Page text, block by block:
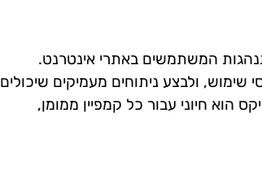
המשתמשים באתרי אינטרנט.
שימוש, ולבצע ניתוחים מעמיקים שיכולים
הוא חיוני עבור כל קמפיין ממומן,